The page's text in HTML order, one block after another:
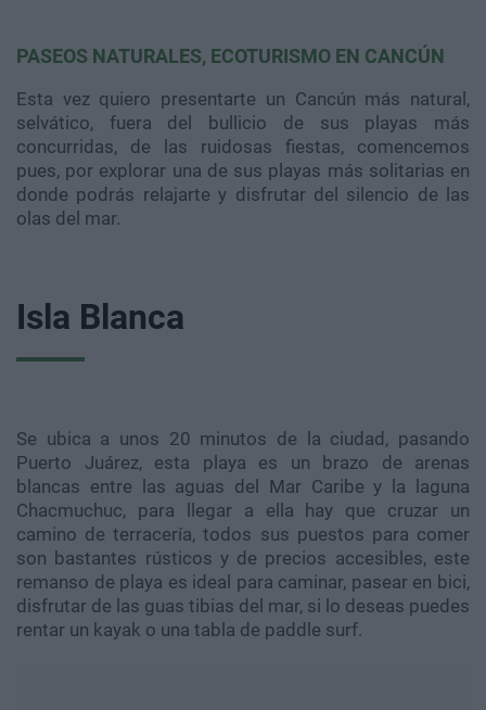
PASEOS NATURALES, ECOTURISMO EN CANCÚN
Esta vez quiero presentarte un Cancún más natural,
selvático, fuera del bullicio de sus playas más
concurridas, de las ruidosas fiestas, comencemos
pues, por explorar una de sus playas más solitarias en
donde podrás relajarte y disfrutar del silencio de las
olas del mar.
Isla Blanca
Se ubica a unos 20 minutos de la ciudad, pasando
Puerto Juárez, esta playa es un brazo de arenas
blancas entre las aguas del Mar Caribe y la laguna
Chacmuchuc, para llegar a ella hay que cruzar un
camino de terracería, todos sus puestos para comer
son bastantes rústicos y de precios accesibles, este
remanso de playa es ideal para caminar, pasear en bici,
disfrutar de las guas tibias del mar, si lo deseas puedes
rentar un kayak o una tabla de paddle surf.